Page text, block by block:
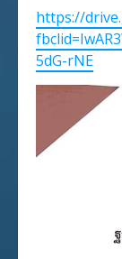
https://
5dG-rNE